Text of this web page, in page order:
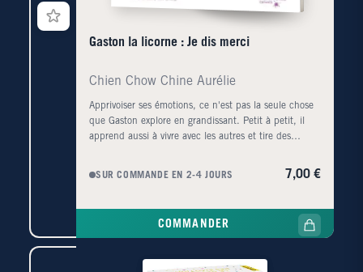
Gaston la licorne : Je dis merci
Chien Chow Chine Aurélie
Apprivoiser ses émotions, ce n'est pas la seule chose
que Gaston explore en grandissant. Petit à petit, il
apprend aussi à vivre avec les autres et tire des
quotidien !Quand il veut et obtient quelque chose ou
qu'on lui rend service, Gaston oublie parfois qu'il
apporte de positif dans ta vie et dans celle des autres
Chow Chine a travaillé pendant 10 ans dans le dessin
SUR COMMANDE EN 2-4 JOURS 7,00 €
COMMANDER